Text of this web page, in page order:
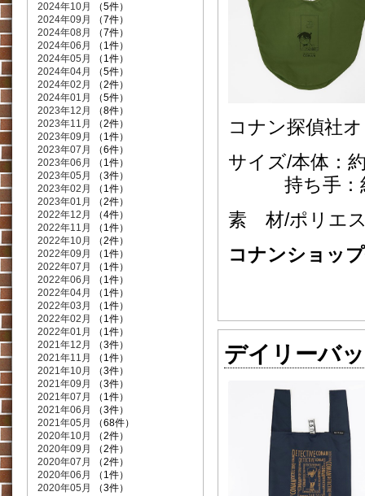
コナン探偵社
サイズ/本体：
持ち手：約
素 材/ポリエ
コナンショッ
デイリーバ
2024年10月
（5件）
2024年09月
（7件）
2024年08月
（7件）
2024年06月
（1件）
2024年05月
（1件）
2024年04月
（5件）
2024年02月
（2件）
2024年01月
（5件）
2023年12月
（8件）
2023年11月
（2件）
2023年09月
（1件）
2023年07月
（6件）
2023年06月
（1件）
2023年05月
（3件）
2023年02月
（1件）
2023年01月
（2件）
2022年12月
（4件）
2022年11月
（1件）
2022年10月
（2件）
2022年09月
（1件）
2022年07月
（1件）
2022年06月
（1件）
2022年04月
（1件）
2022年03月
（1件）
2022年02月
（1件）
2022年01月
（1件）
2021年12月
（3件）
2021年11月
（1件）
2021年10月
（3件）
2021年09月
（3件）
2021年07月
（1件）
2021年06月
（3件）
2021年05月
（68件）
2020年10月
（2件）
2020年09月
（2件）
2020年07月
（2件）
2020年06月
（1件）
2020年05月
（3件）